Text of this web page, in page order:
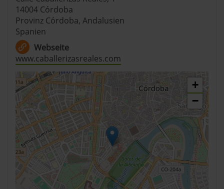
14004 Córdoba
Provinz Córdoba, Andalusien
Spanien
Webseite
www.caballerizasreales.com
+
−